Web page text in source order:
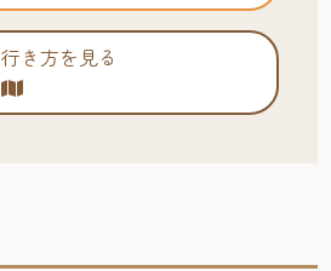
行き方を見る